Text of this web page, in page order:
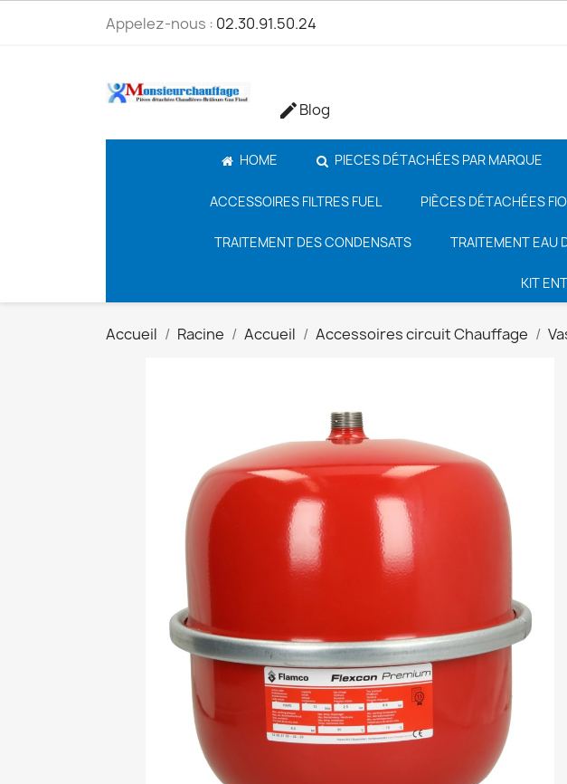
Appelez-nous : 02.30.91.50.24
Blog
HOME PIECES DÉTACHÉES PAR MARQUE
ACCESSOIRES FILTRES FUEL PIÈCES DÉTACHÉES
TRAITEMENT DES CONDENSATS TRAITEMENT EAU
KIT
Accueil Racine Accueil Accessoires circuit Chauffage